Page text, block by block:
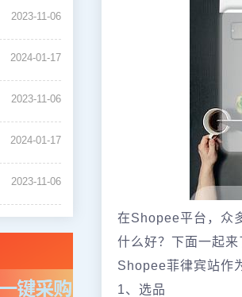
2023-11-06
2024-01-17
2023-11-06
2024-01-17
2023-11-06
在Shopee平台，众
什么好？下面一起来
Shopee菲律宾站作
1、选品